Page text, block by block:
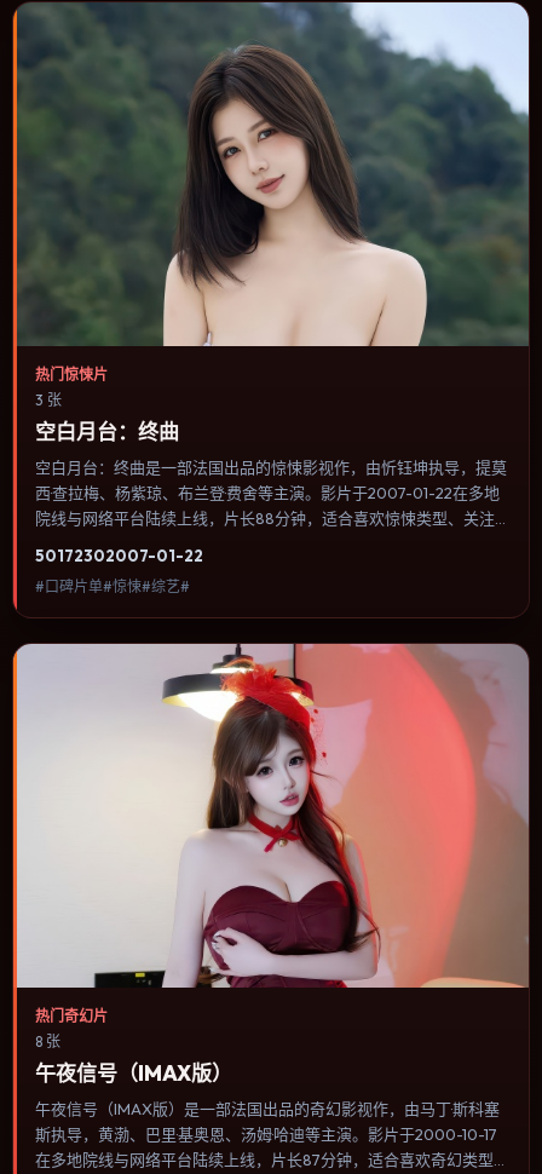
热门惊悚片
3 张
空白月台：终曲
空白月台：终曲是一部法国出品的惊悚影视作，由忻钰坤执导，提莫
西·查拉梅、杨紫琼、布兰登·费舍等主演。影片于2007-01-22在多地
院线与网络平台陆续上线，片长88分钟，适合喜欢惊悚类型、关注
视听语言统一，可作为休闲观影或类型片补片的选择。
50172302007-01-22
#口碑片单#惊悚#综艺#
热门奇幻片
8 张
午夜信号（IMAX版）
午夜信号（IMAX版）是一部法国出品的奇幻影视作，由马丁·斯科塞
斯执导，黄渤、巴里·基奥恩、汤姆·哈迪等主演。影片于2000-10-17
在多地院线与网络平台陆续上线，片长87分钟，适合喜欢奇幻类型、